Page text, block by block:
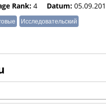
Rank: 4 Datum:
Исследовательский